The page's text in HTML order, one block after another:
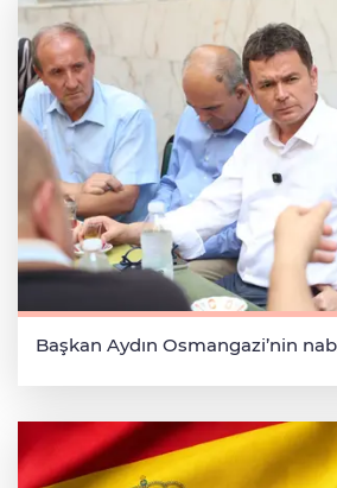
Başkan Aydın Osmangazi’nin